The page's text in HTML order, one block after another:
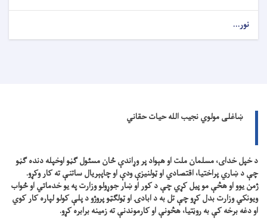
نور...
ښاغلی مولوي نجیب الله حیات حقاني
د خپل خدای، مسلمان ملت او هېواد پر وړاندې ځان مسئول ګڼو اوخپله دنده ګڼو
چې د ښاري پراختیا، اقتصادي او ټولنیزې ودې او چاپېریال ساتنې ته کار وکړو.
ژمن یوو او هڅې مو پیل کړي چې د کور او ښار جوړولو وزارت په یو خدماتي او ځواب
ویونکي وزارت بدل کړو چې تل به د ابادۍ او ټولګټو پروژو د پلې کولو لپاره کار کوي
او دغه برخه کې به روڼتیا، هڅونې او کارموندنې ته زمینه برابره کړو.